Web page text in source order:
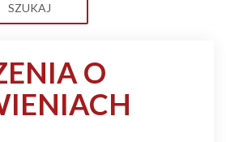
SZUKAJ
O